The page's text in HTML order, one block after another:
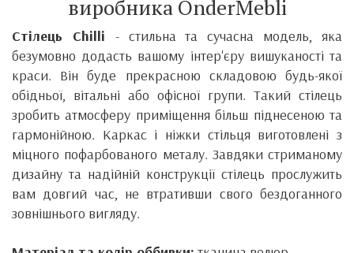
виробника OnderMebli
Стілець Chilli - стильна та сучасна модель, яка
безумовно додасть вашому інтер'єру вишуканості та
краси. Вінбуде прекрасною складовою будь-якої
обідньої, вітальні або офісної групи. Такий стілець
зробить атмосферу приміщення більш піднесеною та
гармонійною. Каркас і ніжки стільця виготовлені з
міцного пофарбованого металу. Завдяки стриманому
дизайну та надійній конструкції стілець прослужить
вам довгий час, не втративши свого бездоганного
зовнішнього вигляду.